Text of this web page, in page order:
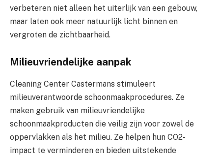
verbeteren niet alleen het uiterlijk van een gebouw,
maar laten ook meer natuurlijk licht binnen en
vergroten de zichtbaarheid.
Milieuvriendelijke aanpak
Cleaning Center Castermans stimuleert
milieuverantwoorde schoonmaakprocedures. Ze
maken gebruik van milieuvriendelijke
schoonmaakproducten die veilig zijn voor zowel de
oppervlakken als het milieu. Ze helpen hun CO2-
impact te verminderen en bieden uitstekende